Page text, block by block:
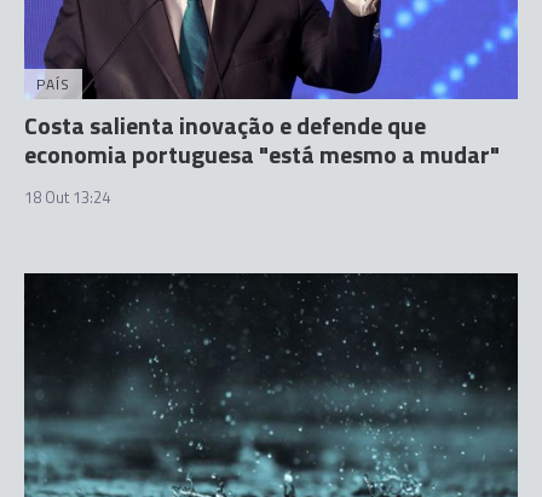
PAÍS
Costa salienta inovação e defende que
economia portuguesa "está mesmo a mudar"
18 Out 13:24